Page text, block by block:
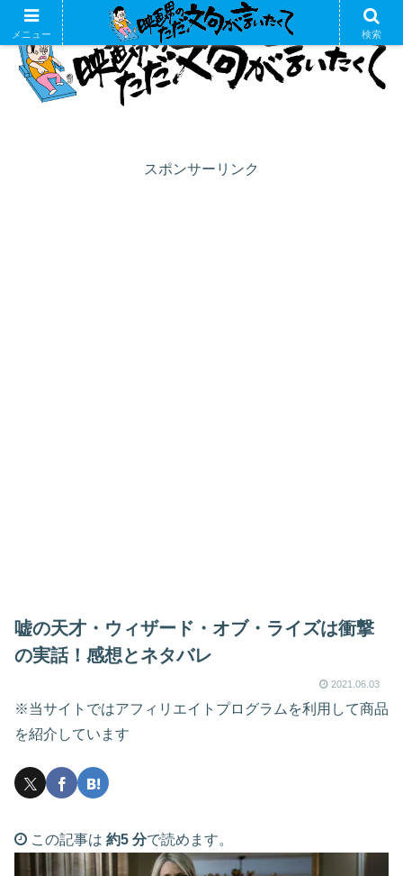
スポンサーリンク
嘘の天才・ウィザード・オブ・ライズは衝撃
の実話！感想とネタバレ
2021.06.03
※当サイトではアフィリエイトプログラムを利用して商品
を紹介しています
この記事は 約5 分で読めます。
メニュー 検索